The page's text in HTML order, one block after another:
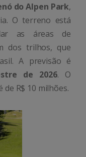
do Alpen Park,
O terreno está
as áreas de
dos trilhos, que
A previsão é
de 2026. O
R$ 10 milhões.